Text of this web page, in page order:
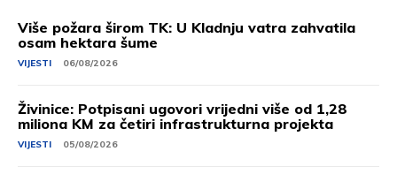
Više požara širom TK: U Kladnju vatra zahvatila
osam hektara šume
VIJESTI 06/08/2026
Živinice: Potpisani ugovori vrijedni više od 1,28
miliona KM za četiri infrastrukturna projekta
VIJESTI 05/08/2026